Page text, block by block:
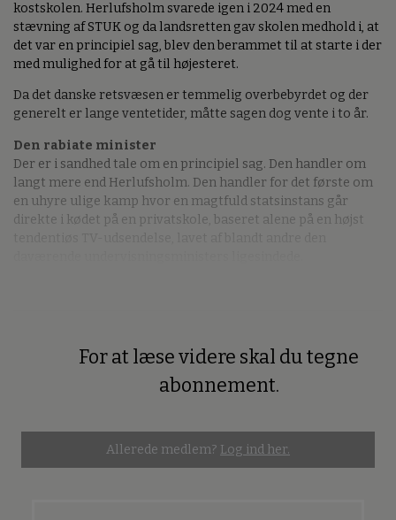
kostskolen. Herlufsholm svarede igen i 2024 med en
stævning af STUK og da landsretten gav skolen medhold i, at
det var en principiel sag, blev den berammet til at starte i der
med mulighed for at gå til højesteret.
Da det danske retsvæsen er temmelig overbebyrdet og der
generelt er lange ventetider, måtte sagen dog vente i to år.
Den rabiate minister
Der er i sandhed tale om en principiel sag. Den handler om
langt mere end Herlufsholm. Den handler for det første om
en uhyre ulige kamp hvor en magtfuld statsinstans går
direkte i kødet på en privatskole, baseret alene på en højst
For at læse videre skal du tegne
abonnement.
Allerede medlem? Log ind her.